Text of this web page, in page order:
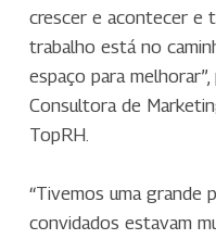
crescer e acontecer e
trabalho está no
espaço para
Consultora de
TopRH.
“Tivemos uma grande
convidados estavam